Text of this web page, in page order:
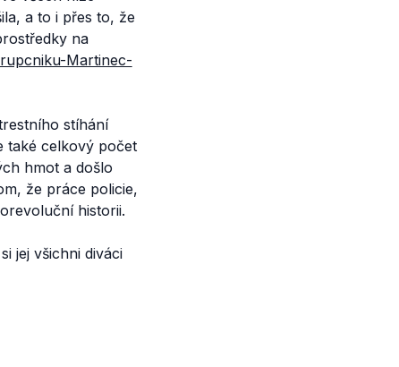
a to i přes to, že
na
Martinec-
stíhání
také celkový počet
hmot a došlo
že práce policie,
historii.
jej všichni diváci